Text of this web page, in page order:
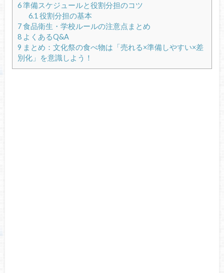
6準備スケジュールと役割分担のコツ
6.1 役割分担の基本
7食品衛生・学校ルールの注意点まとめ
8よくあるQ&A
9 まとめ：文化祭の食べ物は「売れる×準備しやすい×差
別化」を意識しよう！